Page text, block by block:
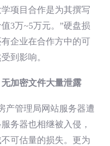
项目合作是为其撰写
3万~5万元。”硬盘损
企业在合作方中的可
到影响。
加密文件大量泄露
产管理局网站服务器遭
务器也相继被入侵，
可估量的损失。更为